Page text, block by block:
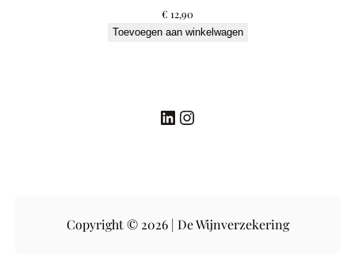
€ 12,90
Toevoegen aan winkelwagen
LinkedIn Instagram
Copyright © 2026 | De Wijnverzekering